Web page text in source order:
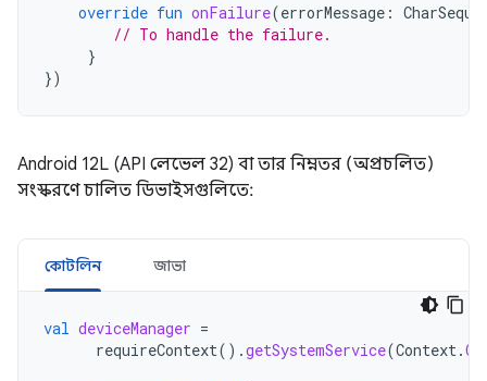
override fun onFailure(errorMessage :
// To handle the failure.
}
})
Android 12L (API লেভেল 32) বা তার নিম্নতর (অপ্রচলিত)
সংস্করণে চালিত ডিভাইসগুলিতে:
কোটলিন জাভা
val deviceManager =
requireContext().getSystemService(Context .